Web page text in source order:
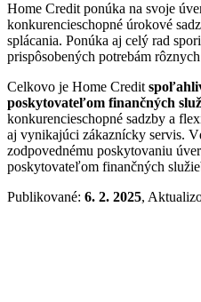
Home Credit ponúka na svoje
konkurencieschopné úrokové
splácania. Ponúka aj celý rad
prispôsobených potrebám
Celkovo je Home Credit
poskytovateľom finančných
konkurencieschopné sadzby a
aj vynikajúci zákaznícky servis.
zodpovednému poskytovaniu
poskytovateľom finančných
Publikované: 6. 2. 2025,